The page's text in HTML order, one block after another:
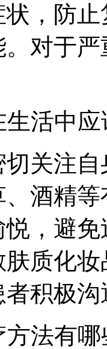
，防
。对于
生活中
关注
酒精
，避
肤质化
积极
方法有